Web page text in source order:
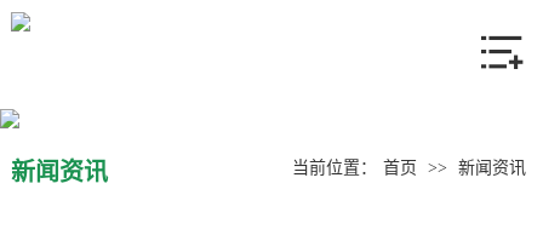
产品中心
新闻资讯 当前位置： 首页 >> 新闻资讯